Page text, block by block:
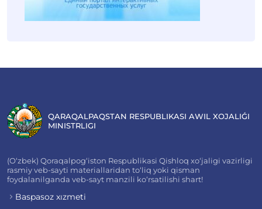
QARAQALPAQSTAN RESPUBLIKASI AWIL XOJALIǴI
MINISTRLIGI
(O‘zbek) Qoraqalpog‘iston Respublikasi Qishloq xo‘jaligi vazirligi
rasmiy veb-sayti materiallaridan to‘liq yoki qisman
foydalanilganda veb-sayt manzili ko‘rsatilishi shart!
Baspasoz xızmeti